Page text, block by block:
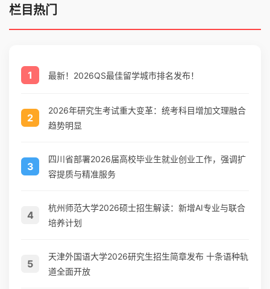
栏目热门
1 最新！2026QS最佳留学城市排名发布！
2
2026年研究生考试重大变革：统考科目增加文理融合
趋势明显
3
四川省部署2026届高校毕业生就业创业工作，强调扩
容提质与精准服务
4
杭州师范大学2026硕士招生解读：新增AI专业与联合
培养计划
5
天津外国语大学2026研究生招生简章发布 十条语种轨
道全面开放